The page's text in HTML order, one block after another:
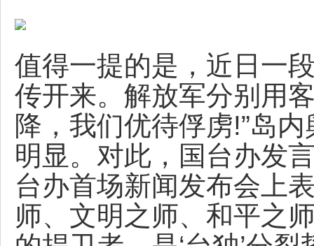
值得一提的是，近日一
传开来。解放军分别用
降，我们优待俘虏!”岛
明显。对此，国台办发
台办首场新闻发布会上
师、文明之师、和平之